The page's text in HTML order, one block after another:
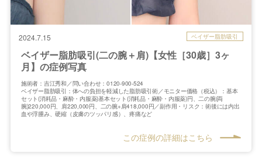
2024.7.15 ベイザー脂肪吸引
ベイザー脂肪吸引(二の腕＋肩)【女性［30歳］3ヶ
月】の症例写真
施術者：吉江秀和／問い合わせ：0120-900-524
ベイザー脂肪吸引：体への負担を軽減した脂肪吸引術／モニター価格（税込）：基本
セット(消耗品・麻酔・内服薬)基本セット(消耗品・麻酔・内服薬)円、二の腕(両
腕)220,000円、肩220,000円、二の腕+肩418,000円／副作用・リスク：術後には内出
血や浮腫み、硬縮（皮膚のツッパリ感）、疼痛など
この症例の詳細はこちら